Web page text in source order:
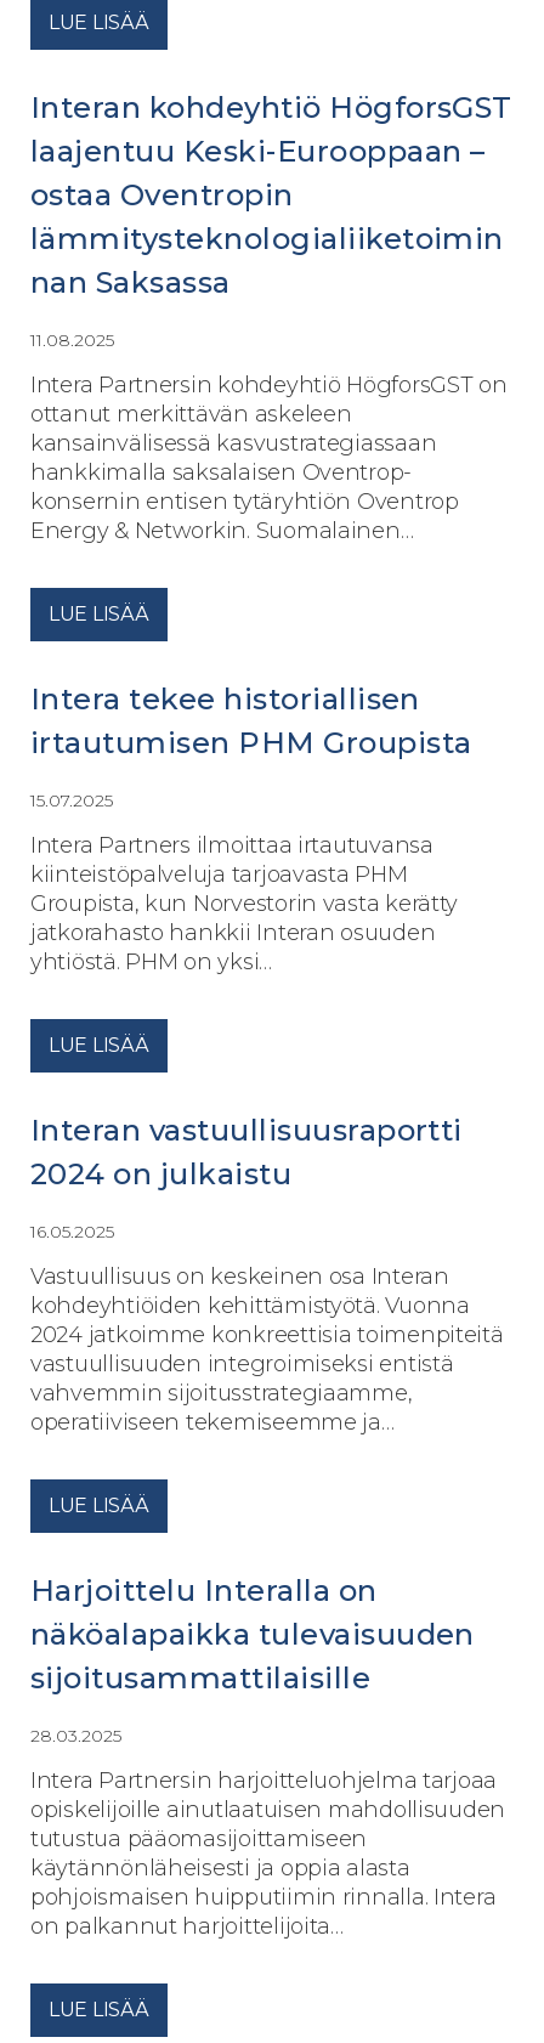
LUE LISÄÄ
Interan kohdeyhtiö HögforsGST
laajentuu Keski-Eurooppaan –
ostaa Oventropin
lämmitysteknologialiiketoimin
nan Saksassa
11.08.2025
Intera Partnersin kohdeyhtiö HögforsGST on
ottanut merkittävän askeleen
kansainvälisessä kasvustrategiassaan
hankkimalla saksalaisen Oventrop-
konsernin entisen tytäryhtiön Oventrop
Energy & Networkin. Suomalainen…
LUE LISÄÄ
Intera tekee historiallisen
irtautumisen PHM Groupista
15.07.2025
Intera Partners ilmoittaa irtautuvansa
kiinteistöpalveluja tarjoavasta PHM
Groupista, kun Norvestorin vasta kerätty
jatkorahasto hankkii Interan osuuden
yhtiöstä. PHM on yksi…
LUE LISÄÄ
Interan vastuullisuusraportti
2024 on julkaistu
16.05.2025
Vastuullisuus on keskeinen osa Interan
kohdeyhtiöiden kehittämistyötä. Vuonna
2024 jatkoimme konkreettisia toimenpiteitä
vastuullisuuden integroimiseksi entistä
vahvemmin sijoitusstrategiaamme,
operatiiviseen tekemiseemme ja…
LUE LISÄÄ
Harjoittelu Interalla on
näköalapaikka tulevaisuuden
sijoitusammattilaisille
28.03.2025
Intera Partnersin harjoitteluohjelma tarjoaa
opiskelijoille ainutlaatuisen mahdollisuuden
tutustua pääomasijoittamiseen
käytännönläheisesti ja oppia alasta
pohjoismaisen huipputiimin rinnalla. Intera
on palkannut harjoittelijoita…
LUE LISÄÄ